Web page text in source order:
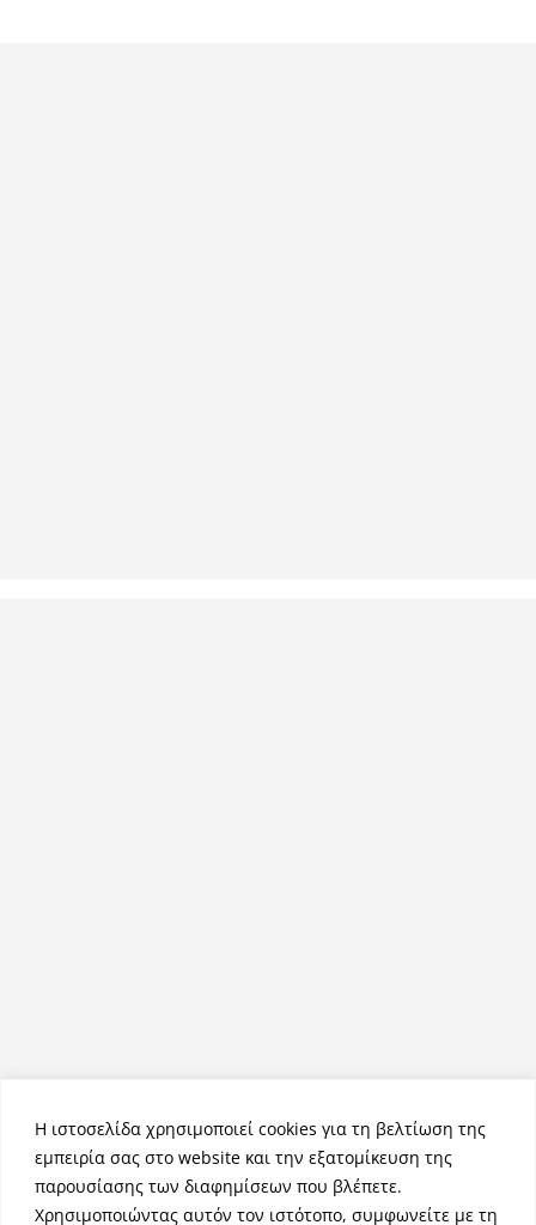
Η ιστοσελίδα χρησιμοποιεί cookies για τη βελτίωση της
εμπειρία σας στο website και την εξατομίκευση της
παρουσίασης των διαφημίσεων που βλέπετε.
Χρησιμοποιώντας αυτόν τον ιστότοπο, συμφωνείτε με τη